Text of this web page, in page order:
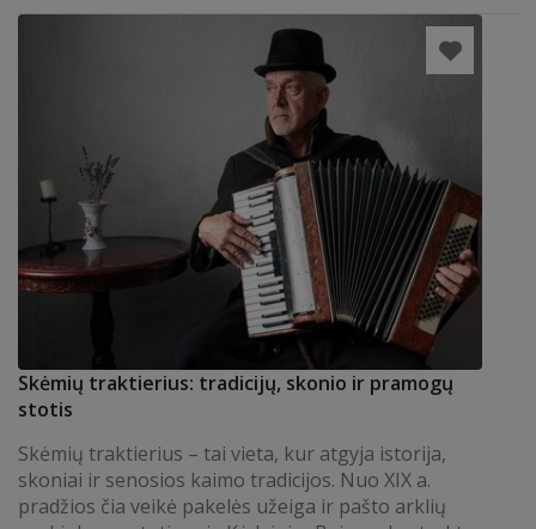
Skėmių traktierius: tradicijų, skonio ir pramogų
stotis
Skėmių traktierius – tai vieta, kur atgyja istorija,
skoniai ir senosios kaimo tradicijos. Nuo XIX a.
pradžios čia veikė pakelės užeiga ir pašto arklių